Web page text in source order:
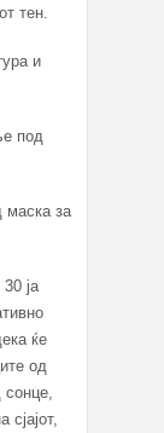
тен.
и
под
маска за
ја
ќе
од
сонце,